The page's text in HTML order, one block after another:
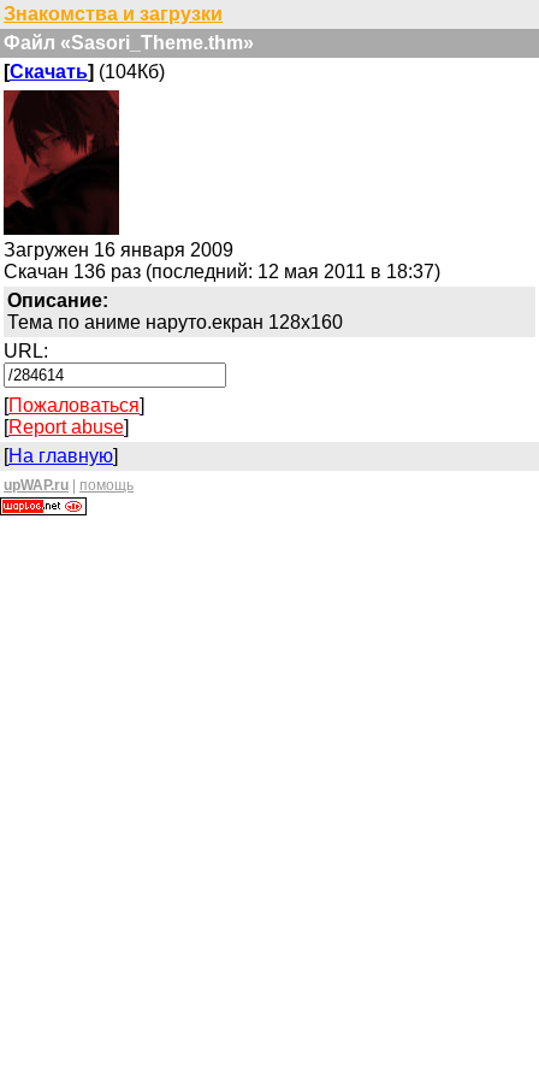
Знакомства и загрузки
Файл «Sasori_Theme.thm»
[Скачать] (104Кб)
Загружен 16 января 2009
Скачан 136 раз (последний: 12 мая 2011 в 18:37)
Описание:
Тема по аниме наруто.екран 128х160
URL:
[Пожаловаться]
[Report abuse]
[На главную]
upWAP.ru помощь